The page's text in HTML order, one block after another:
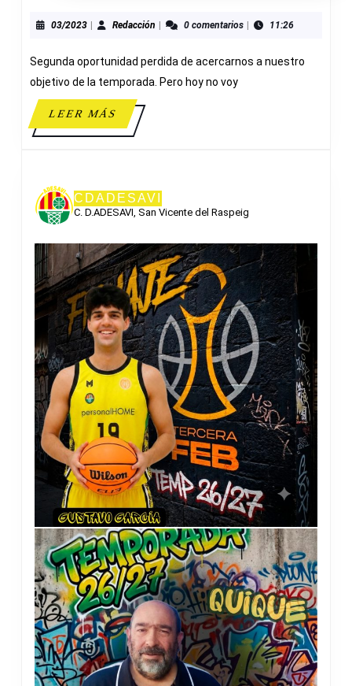
57
03/202303/2023Redacción Redacción0 comentarios 11:26
Segunda oportunidad perdida de acercarnos a nuestro
objetivo de la temporada. Pero hoy no voy
LEER MÁSLEER
MÁS
CDADESAVI
C. D.ADESAVI, San Vicente del Raspeig